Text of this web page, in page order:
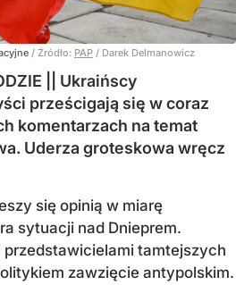
/ Źródło: PAP / Darek Delmanowicz
|| Ukraińscy
prześcigają się w coraz
komentarzach na temat
Uderza groteskowa wręcz
się opinią w miarę
sytuacji nad Dnieprem.
przedstawicielami tamtejszych
zawzięcie antypolskim.